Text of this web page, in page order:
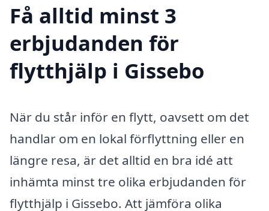
Få alltid minst 3
erbjudanden för
flytthjälp i Gissebo
När du står inför en flytt, oavsett om det
handlar om en lokal förflyttning eller en
längre resa, är det alltid en bra idé att
inhämta minst tre olika erbjudanden för
flytthjälp i Gissebo. Att jämföra olika